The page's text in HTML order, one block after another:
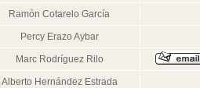
Ramón Cotarelo García
Percy Erazo Aybar
Marc Rodríguez Rilo
Alberto Hernández Estrada